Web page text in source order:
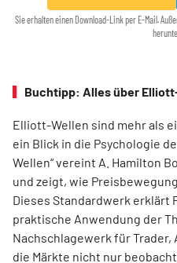
Sie erhalten einen Download-Link per E-Mail.
Buchtipp: Alles über
Elliott-Wellen sind mehr als
ein Blick in die Psychologie
Wellen“ vereint A. Hamilton
und zeigt, wie
Dieses Standardwerk erklärt
praktische Anwendung der
Nachschlagewerk für
die Märkte nicht nur